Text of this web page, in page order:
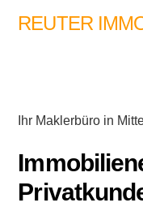
REUTER
Ihr Maklerbüro in